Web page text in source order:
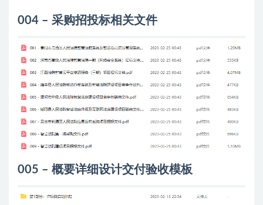
004 – 采购招投标相关文件
005 – 概要详细设计交付验收模板